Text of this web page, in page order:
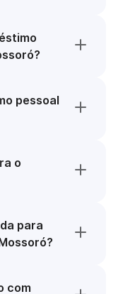
pessoal
o
para
com